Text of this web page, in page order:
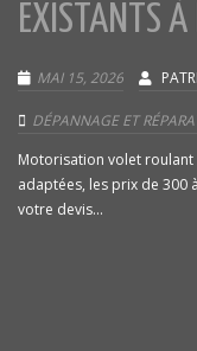
EXISTANTS À
MAI 15, 2026
DÉPANNAGE ET
Motorisation volet
adaptées, les prix de 300
votre devis...